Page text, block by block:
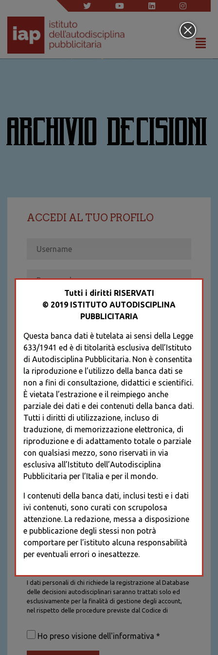
ARCHIVIO DECISIONI
ACCEDI AL TUO PROFILO
Recupera password
REGISTRATI
* I CAMPI CONTRASSEGNATI SONO
OBBLIGATORI
I dati personali di chi richiede la registrazione al Database
delle decisioni autodisciplinari saranno trattati solo ed
esclusivamente per la finalità di gestione degli account,
nel rispetto delle procedure previste dal Codice di
saranno trattati con tutte le cautele richieste dalla legge e
saranno conservati per la durata stabilita caso per caso
Ho preso visione dell'informativa *
Tutti i diritti RISERVATI
© 2019 ISTITUTO AUTODISCIPLINA
PUBBLICITARIA
Questa banca dati è tutelata ai sensi della Legge
633/1941 ed è di titolarità esclusiva dell’Istituto
di Autodisciplina Pubblicitaria. Non è consentita
la riproduzione e l’utilizzo della banca dati se
non a fini di consultazione, didattici e scientifici.
È vietata l’estrazione e il reimpiego anche
parziale dei dati e dei contenuti della banca dati.
Tutti i diritti di utilizzazione, incluso di
traduzione, di memorizzazione elettronica, di
riproduzione e di adattamento totale o parziale
con qualsiasi mezzo, sono riservati in via
esclusiva all’Istituto dell’Autodisciplina
Pubblicitaria per l’Italia e per il mondo.
I contenuti della banca dati, inclusi testi e i dati
ivi contenuti, sono curati con scrupolosa
attenzione. La redazione, messa a disposizione
e pubblicazione degli stessi non potrà
comportare per l’istituto alcuna responsabilità
per eventuali errori o inesattezze.